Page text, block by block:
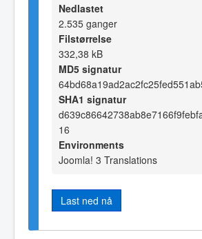
Nedlastet
2.535 ganger
Filstørrelse
332,38 kB
MD5 signatur
SHA1 signatur
16
Environments
Joomla! 3 Translations
Last ned nå